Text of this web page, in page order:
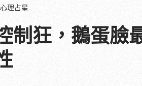
心理占星
制狂，鵝蛋臉